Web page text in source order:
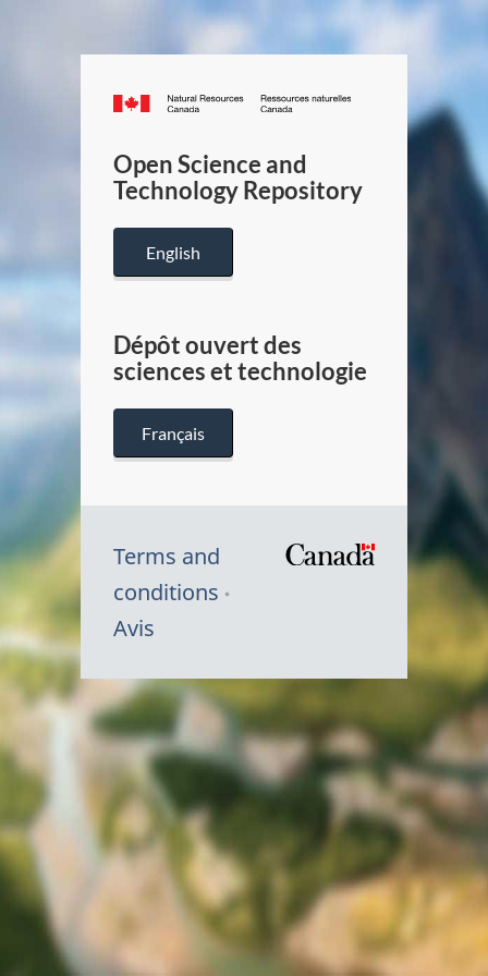
Canada.ca
/
Canada
Open Science and
Technology Repository
English
Dépôt ouvert des
sciences et technologie
Français
Terms and
conditions
Avis
Canada